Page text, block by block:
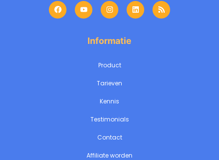
Informatie
Product
Tarieven
Kennis
Testimonials
Contact
Affiliate worden